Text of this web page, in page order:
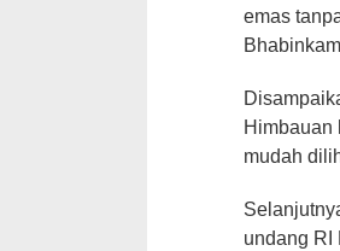
emas
Himbauan
mudah
undang RI